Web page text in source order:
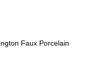
Faux Porcelain